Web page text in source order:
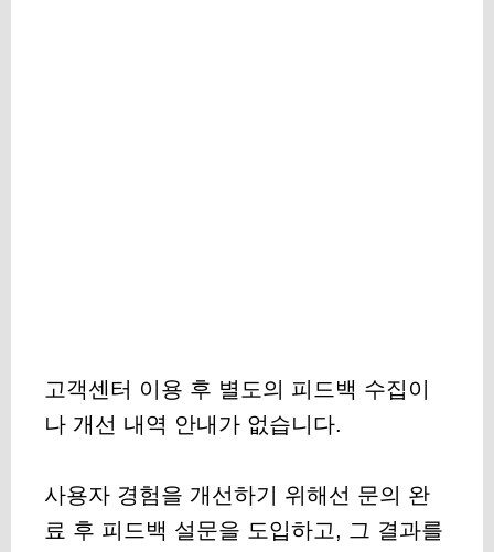
고객센터 이용 후 별도의 피드백 수집이
나 개선 내역 안내가 없습니다.
사용자 경험을 개선하기 위해선 문의 완
료 후 피드백 설문을 도입하고, 그 결과를